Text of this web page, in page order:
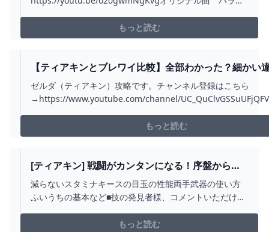
https://cover.lnk.to/ParalyzeMVはこちら
https://www.youtube.com/watch?v=rFbJlErkcGwこの動
もっと読む
【ティアキンとブレワイ比較】全部わかった？細かい
め【ゼルダの伝説ティアーズオブザキングダム】 -
ゼルダ（ティアキン）攻略です。チャンネル登録はこちら
→https://www.youtube.com/channel/
00:00 オープニング00:05 弓を構えたまま落ちると・・・
ボコ...
もっと読む
[ティアキン] 戦闘がカンタンになる！序盤から役
に立つバトル基本９選 [ゼルダの伝説 ティアーズ
オブ ザ キングダム] - YOUTUBE
減らないスタミナキースの目玉の性能両手武器の使い方
ふいうちの基本など■技の発見者様、コメントいただけれ
ク強い#ティアキン#バグ#小ネタ#裏技#ぶらリンク
もっと読む